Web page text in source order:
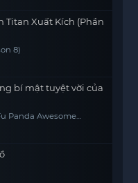
Titan Xuất Kích (Phần
8)
bí mật tuyệt vời của
Panda Awesome